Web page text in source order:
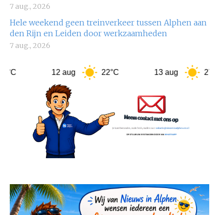
7 aug., 2026
Hele weekend geen treinverkeer tussen Alphen aan
den Rijn en Leiden door werkzaamheden
7 aug., 2026
12 aug 22°C 13 aug 27°C